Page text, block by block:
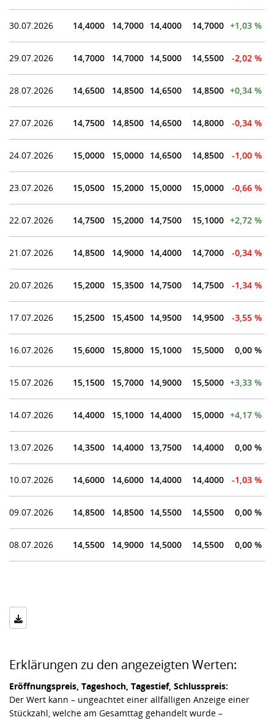
30.07.2026 14,4000 14,7000 14,4000 14,7000 +1,03 %
29.07.2026 14,7000 14,7000 14,5000 14,5500 -2,02 %
28.07.2026 14,6500 14,8500 14,6500 14,8500 +0,34 %
27.07.2026 14,7500 14,8500 14,6500 14,8000 -0,34 %
24.07.2026 15,0000 15,0000 14,6500 14,8500 -1,00 %
23.07.2026 15,0500 15,2000 15,0000 15,0000 -0,66 %
22.07.2026 14,7500 15,2000 14,7500 15,1000 +2,72 %
21.07.2026 14,8500 14,9000 14,4000 14,7000 -0,34 %
20.07.2026 15,2000 15,3500 14,7500 14,7500 -1,34 %
17.07.2026 15,2500 15,4500 14,9500 14,9500 -3,55 %
16.07.2026 15,6000 15,8000 15,1000 15,5000 0,00 %
15.07.2026 15,1500 15,7000 14,9000 15,5000 +3,33 %
14.07.2026 14,4000 15,1000 14,4000 15,0000 +4,17 %
13.07.2026 14,3500 14,4000 13,7500 14,4000 0,00 %
10.07.2026 14,6000 14,6000 14,4000 14,4000 -1,03 %
09.07.2026 14,8500 14,8500 14,5500 14,5500 0,00 %
08.07.2026 14,5500 14,9000 14,5000 14,5500 0,00 %
Erklärungen zu den angezeigten Werten:
Eröffnungspreis, Tageshoch, Tagestief, Schlusspreis:
Der Wert kann – ungeachtet einer allfälligen Anzeige einer
Stückzahl, welche am Gesamttag gehandelt wurde –